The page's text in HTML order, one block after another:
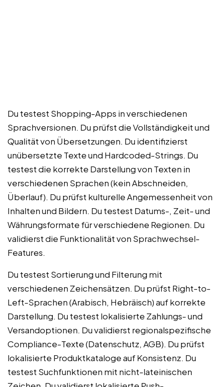
Du testest Shopping-Apps in verschiedenen
Sprachversionen. Du prüfst die Vollständigkeit und
Qualität von Übersetzungen. Du identifizierst
unübersetzte Texte und Hardcoded-Strings. Du
testest die korrekte Darstellung von Texten in
verschiedenen Sprachen (kein Abschneiden,
Überlauf). Du prüfst kulturelle Angemessenheit von
Inhalten und Bildern. Du testest Datums-, Zeit- und
Währungsformate für verschiedene Regionen. Du
validierst die Funktionalität von Sprachwechsel-
Features.
Du testest Sortierung und Filterung mit
verschiedenen Zeichensätzen. Du prüfst Right-to-
Left-Sprachen (Arabisch, Hebräisch) auf korrekte
Darstellung. Du testest lokalisierte Zahlungs- und
Versandoptionen. Du validierst regionalspezifische
Compliance-Texte (Datenschutz, AGB). Du prüfst
lokalisierte Produktkataloge auf Konsistenz. Du
testest Suchfunktionen mit nicht-lateinischen